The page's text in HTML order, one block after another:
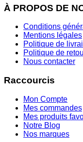
À PROPOS DE
Conditions
Mentions légales
Politique de
Politique de
Nous contacter
Raccourcis
Mon Compte
Mes commandes
Mes produits
Notre Blog
Nos marques